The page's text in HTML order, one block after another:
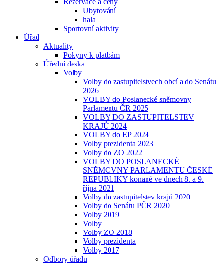
Rezervace a ceny
Ubytování
hala
Sportovní aktivity
Úřad
Aktuality
Pokyny k platbám
Úřední deska
Volby
Volby do zastupitelstvech obcí a do Senátu
2026
VOLBY do Poslanecké sněmovny
Parlamentu ČR 2025
VOLBY DO ZASTUPITELSTEV
KRAJŮ 2024
VOLBY do EP 2024
Volby prezidenta 2023
Volby do ZO 2022
VOLBY DO POSLANECKÉ
SNĚMOVNY PARLAMENTU ČESKÉ
REPUBLIKY konané ve dnech 8. a 9.
října 2021
Volby do zastupitelstev krajů 2020
Volby do Senátu PČR 2020
Volby 2019
Volby
Volby ZO 2018
Volby prezidenta
Volby 2017
Odbory úřadu